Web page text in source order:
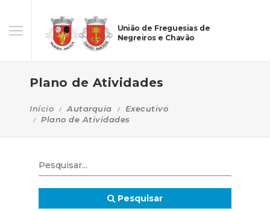
União de Freguesias de
Negreiros e Chavão
Plano de Atividades
Início Autarquia
Executivo
Plano de Atividades
Pesquisar